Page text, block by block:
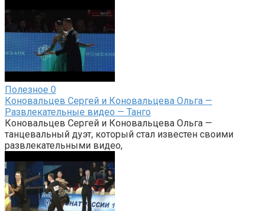
Полезное 0
Коновальцев Сергей и Коновальцева Ольга —
Развлекательные видео — Танго
Коновальцев Сергей и Коновальцева Ольга —
танцевальный дуэт, который стал известен своими
развлекательными видео,